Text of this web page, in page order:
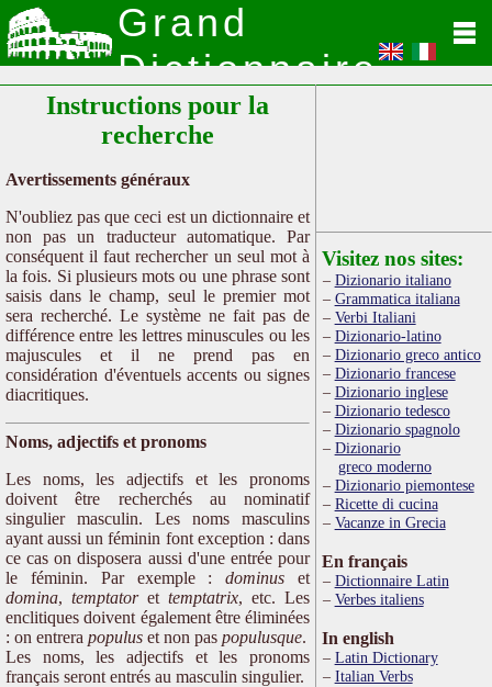
Grand
Dictionnaire
Latin
Instructions pour la
recherche
Avertissements généraux
N'oubliez pas que ceci est un dictionnaire et
non pas un traducteur automatique. Par
conséquent il faut rechercher un seul mot à
la fois. Si plusieurs mots ou une phrase sont
saisis dans le champ, seul le premier mot
sera recherché. Le système ne fait pas de
différence entre les lettres minuscules ou les
majuscules et il ne prend pas en
considération d'éventuels accents ou signes
diacritiques.
Noms, adjectifs et pronoms
Les noms, les adjectifs et les pronoms
doivent être recherchés au nominatif
singulier masculin. Les noms masculins
ayant aussi un féminin font exception : dans
ce cas on disposera aussi d'une entrée pour
le féminin. Par exemple :dominus et
domina, temptatoret temptatrix, etc. Les
enclitiques doivent également être éliminées
: on entrera populus et non pas populusque.
Les noms, les adjectifs et les pronoms
français seront entrés au masculin singulier.
Visitez nos sites:
Dizionario italiano
Grammatica italiana
Verbi Italiani
Dizionario-latino
Dizionario greco antico
Dizionario francese
Dizionario inglese
Dizionario tedesco
Dizionario spagnolo
Dizionario
greco moderno
Dizionario piemontese
Ricette di cucina
Vacanze in Grecia
En français
Dictionnaire Latin
Verbes italiens
In english
Latin Dictionary
Italian Verbs